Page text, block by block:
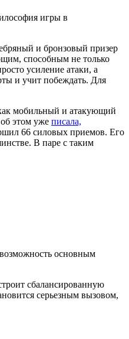
игры в
и бронзовый призер
способным не только
усиление атаки, а
и учит побеждать. Для
мобильный и атакующий
этом уже писала,
66 силовых приемов. Его
В паре с таким
основным
сбалансированную
серьезным вызовом,